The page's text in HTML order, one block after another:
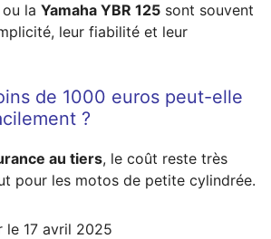
ou la Yamaha YBR 125 sont souvent
leur fiabilité et leur
de 1000 euros peut-elle
?
au tiers, le coût reste très
pour les motos de petite cylindrée.
le 17 avril 2025